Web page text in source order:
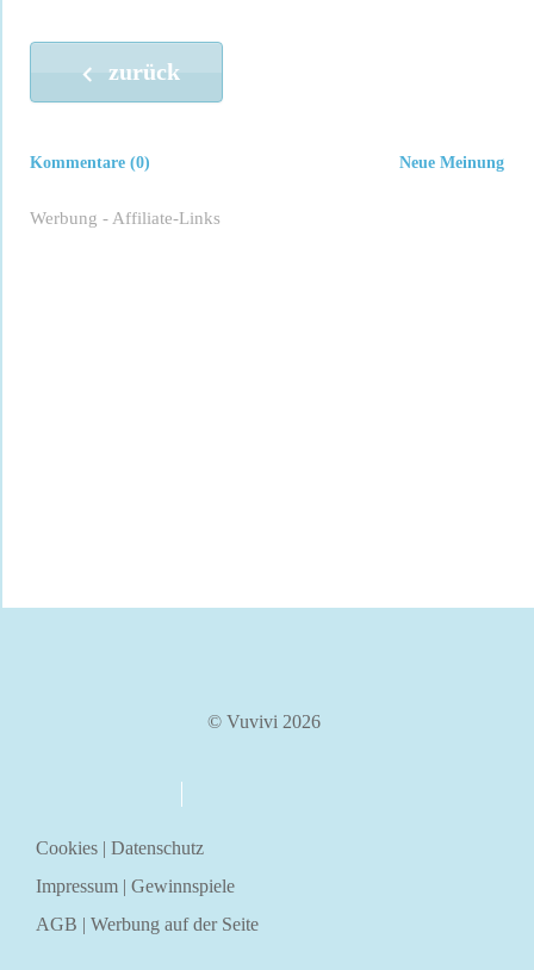
zurück
Neue Meinung
Kommentare (0)
Werbung - Affiliate-Links
© Vuvivi 2026
Cookies | Datenschutz
Impressum | Gewinnspiele
AGB | Werbung auf der Seite